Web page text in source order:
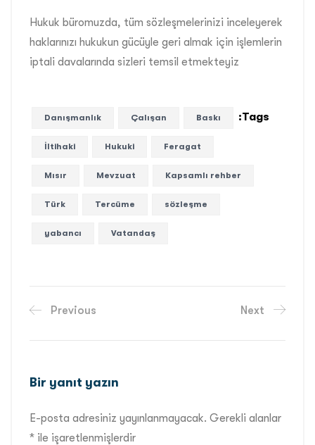
Hukuk büromuzda, tüm sözleşmelerinizi inceleyerek
haklarınızı hukukun gücüyle geri almak için işlemlerin
iptali davalarında sizleri temsil etmekteyiz
Tags:
Baskı
Çalışan
Danışmanlık
Feragat
Hukuki
İltihaki
Kapsamlı rehber
Mevzuat
Mısır
sözleşme
Tercüme
Türk
Vatandaş
yabancı
Previous Next
Bir yanıt yazın
E-posta adresiniz yayınlanmayacak. Gerekli alanlar
* ile işaretlenmişlerdir